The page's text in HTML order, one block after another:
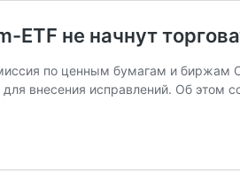
ETF не начнут
по ценным бумагам и биржам
для внесения исправлений. Об этом